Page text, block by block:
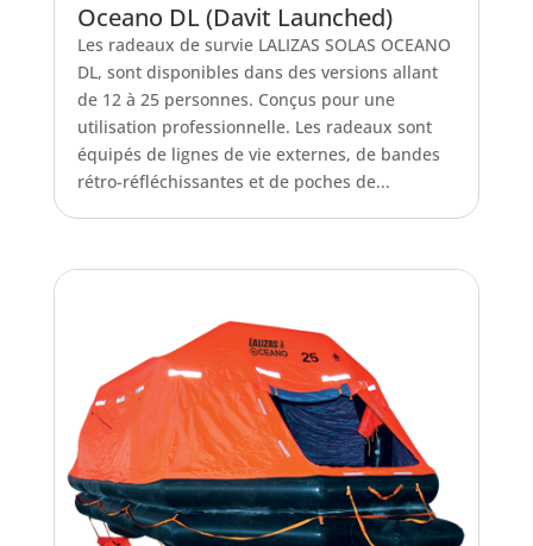
Oceano DL (Davit Launched)
Les radeaux de survie LALIZAS SOLAS OCEANO
DL, sont disponibles dans des versions allant
de 12 à 25 personnes. Conçus pour une
utilisation professionnelle. Les radeaux sont
équipés de lignes de vie externes, de bandes
rétro-réfléchissantes et de poches de...